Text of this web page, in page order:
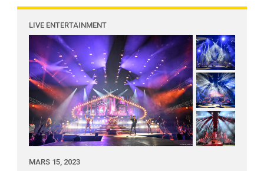
LIVE ENTERTAINMENT
MARS 15, 2023